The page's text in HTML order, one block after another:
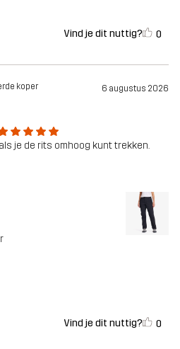
Vind je dit nuttig? 0
koper 6 augustus 2026
je de rits omhoog kunt trekken.
Vind je dit nuttig? 0